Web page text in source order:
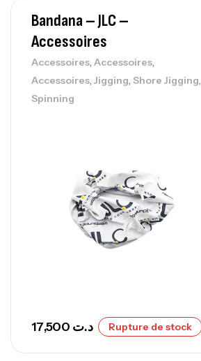
Bandana – JLC –
Accessoires
Accessoires, Accessoires,
Accessoires, Jigging, Shore Jigging,
Spinning
د.ت Rupture de stock